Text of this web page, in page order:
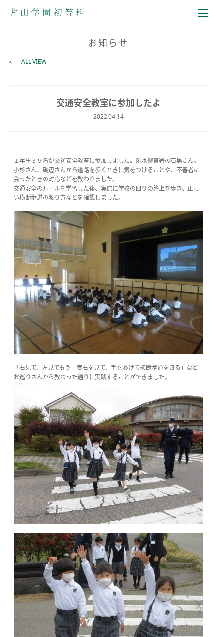
お知らせ
ALL VIEW
交通安全教室に参加したよ
2022.04.14
１年生３９名が交通安全教室に参加しました。射水警察署の石黒さん、
小杉さん、磯辺さんから道路を歩くときに気をつけることや、不審者に
会ったときの対応などを教わりました。
交通安全のルールを学習した後、実際に学校の回りの路上を歩き、正し
い横断歩道の渡り方などを確認しました。
「右見て、左見てもう一度右を見て、手をあげて横断歩道を渡る」など
お巡りさんから教わった通りに実践することができました。